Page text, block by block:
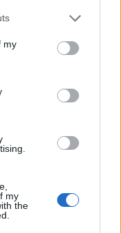
or more Google
You may click to
third-party tags to
in below Google
my
my
the
står på
uten
for alle
kombinert, alpint,